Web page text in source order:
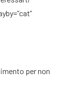
per non